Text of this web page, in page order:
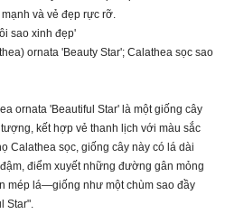
và vẻ đẹp rực rỡ.
sao xinh đẹp'
ornata 'Beauty Star'; Calathea sọc sao
ornata 'Beautiful Star' là một giống cây
kết hợp vẻ thanh lịch với màu sắc
Calathea sọc, giống cây này có lá dài
điểm xuyết những đường gân mỏng
mép lá—giống như một chùm sao đầy
Star".